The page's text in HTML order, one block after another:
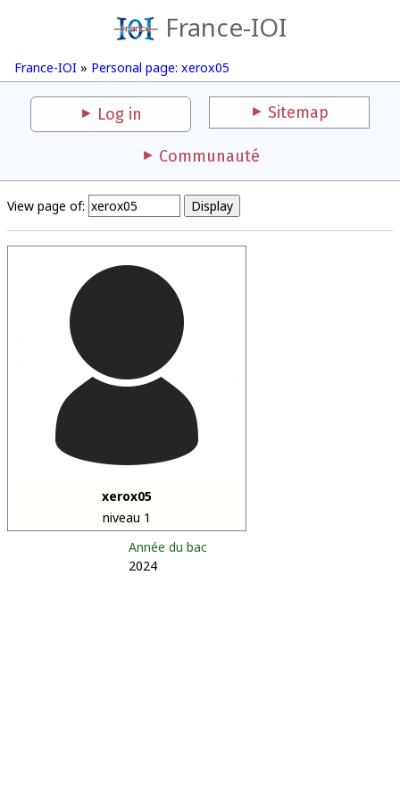
France-IOI
France-IOI » Personal page: xerox05
Log in Sitemap
Communauté
View page of:
xerox05
niveau 1
Année du bac
2024